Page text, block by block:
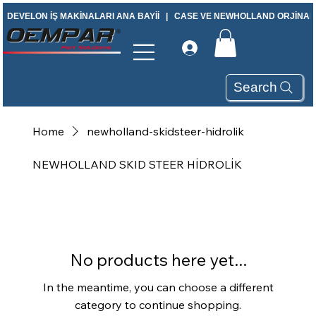
DEVELON İŞ MAKİNALARI ANA BAYİİ   |   CASE VE NEWHOLLAND
Search
Home newholland-skidsteer-hidrolik
NEWHOLLAND SKID STEER HİDROLİK
No products here yet...
In the meantime, you can choose a different
category to continue shopping.